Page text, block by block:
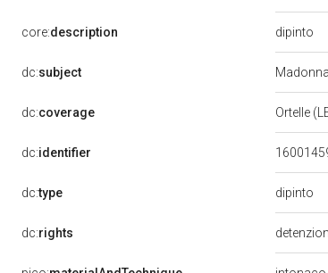
core:description dipinto
dc:subject
dc:coverage Ortelle
dc:identifier
dc:type dipinto
dc:rights